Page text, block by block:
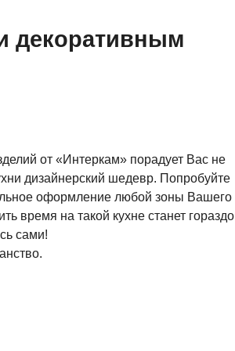
декоративным
от «Интеркам» порадует Вас не
дизайнерский шедевр. Попробуйте
оформление любой зоны Вашего
время на такой кухне станет гораздо
сами!